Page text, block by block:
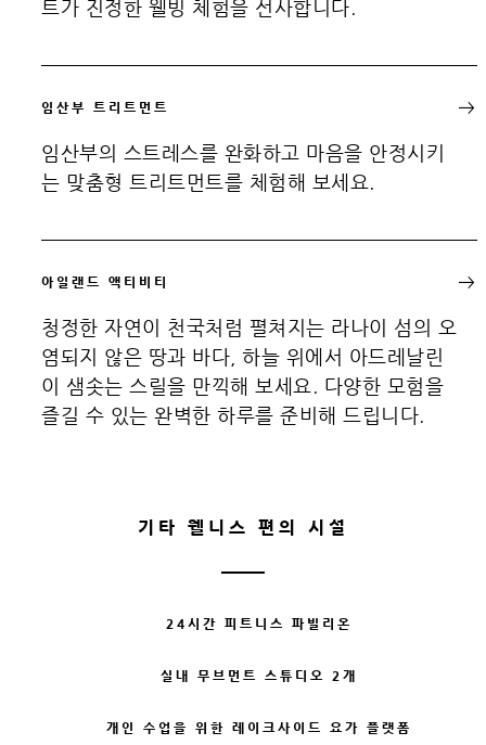
트가 진정한 웰빙 체험을 선사합니다.
임산부 트리트먼트
임산부의 스트레스를 완화하고 마음을 안정시키
는 맞춤형 트리트먼트를 체험해 보세요.
아일랜드 액티비티
청정한 자연이 천국처럼 펼쳐지는 라나이 섬의 오
염되지 않은 땅과 바다, 하늘 위에서 아드레날린
이 샘솟는 스릴을 만끽해 보세요. 다양한 모험을
즐길 수 있는 완벽한 하루를 준비해 드립니다.
기타 웰니스 편의 시설
24시간 피트니스 파빌리온
실내 무브먼트 스튜디오 2개
개인 수업을 위한 레이크사이드 요가 플랫폼